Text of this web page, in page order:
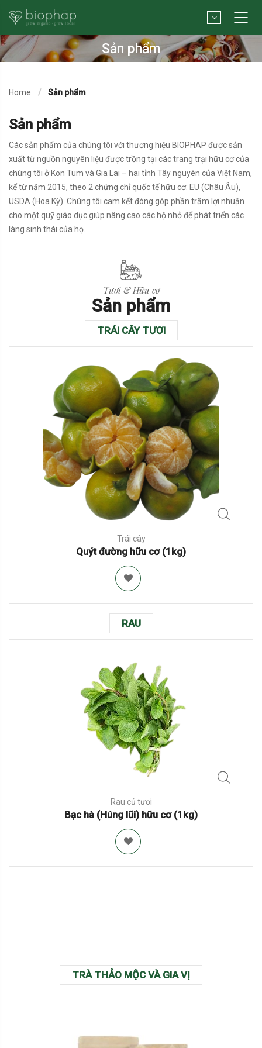
Sản phẩm
Home Sản phẩm
Sản phẩm
Các sản phẩm của chúng tôi với thương hiệu BIOPHAP được sản
xuất từ nguồn nguyên liệu được trồng tại các trang trại hữu cơ của
chúng tôi ở Kon Tum và Gia Lai – hai tỉnh Tây nguyên của Việt Nam,
kể từ năm 2015, theo 2 chứng chỉ quốc tế hữu cơ: EU (Châu Âu),
USDA (Hoa Kỳ). Chúng tôi cam kết đóng góp phần trăm lợi nhuận
cho một quỹ giáo dục giúp nâng cao các hộ nhỏ để phát triển các
làng sinh thái của họ.
Tươi & Hữu cơ
Sản phẩm
TRÁI CÂY TƯƠI
Trái cây
Quýt đường hữu cơ (1kg)
RAU
Rau củ tươi
Bạc hà (Húng lũi) hữu cơ (1kg)
TRÀ THẢO MỘC VÀ GIA VỊ